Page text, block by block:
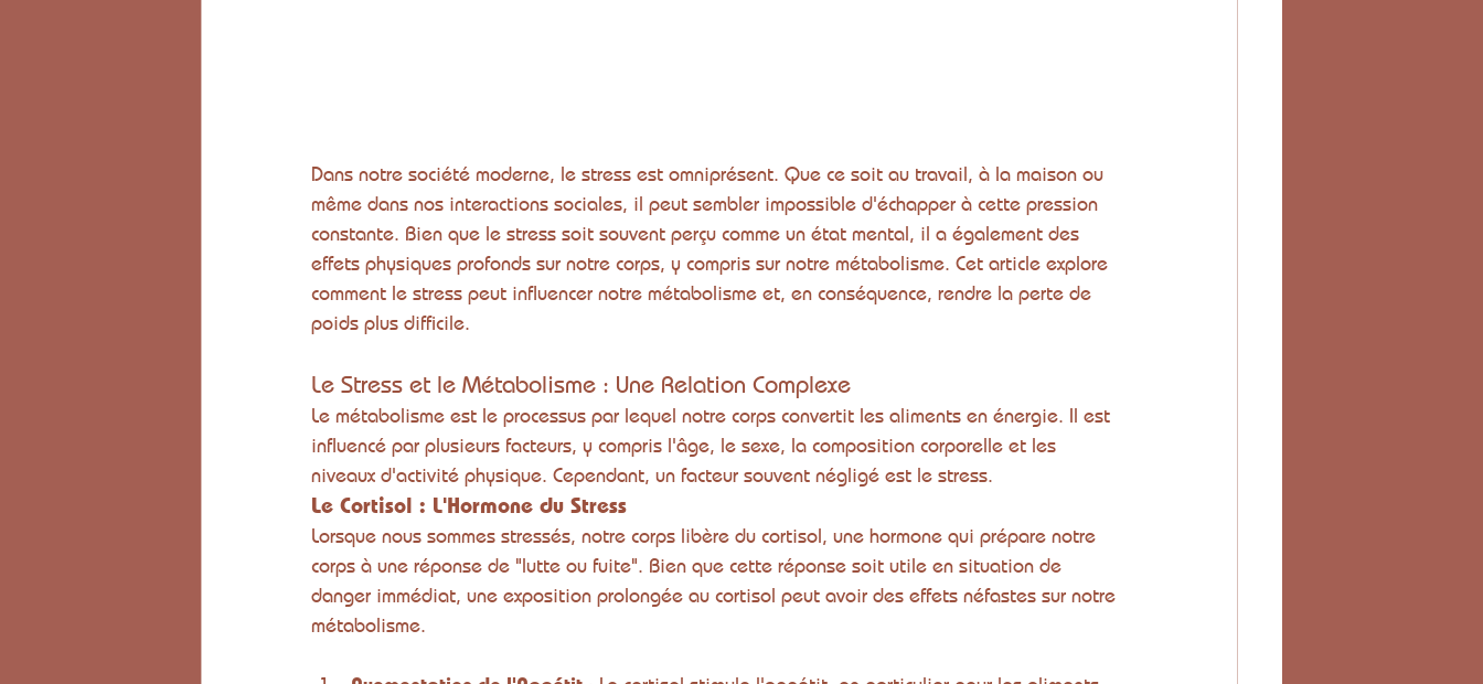
Dans notre société moderne, le stress est omniprésent. Que ce soit au travail, à la maison ou
même dans nos interactions sociales, il peut sembler impossible d'échapper à cette pression
constante. Bien que le stress soit souvent perçu comme un état mental, il a également des
effets physiques profonds sur notre corps, y compris sur notre métabolisme. Cet article explore
comment le stress peut influencer notre métabolisme et, en conséquence, rendre la perte de
poids plus difficile.
Le Stress et le Métabolisme : Une Relation Complexe
Le métabolisme est le processus par lequel notre corps convertit les aliments en énergie. Il est
influencé par plusieurs facteurs, y compris l'âge, le sexe, la composition corporelle et les
niveaux d'activité physique. Cependant, un facteur souvent négligé est le stress.
Le Cortisol : L'Hormone du Stress
Lorsque nous sommes stressés, notre corps libère du cortisol, une hormone qui prépare notre
corps à une réponse de "lutte ou fuite". Bien que cette réponse soit utile en situation de
danger immédiat, une exposition prolongée au cortisol peut avoir des effets néfastes sur notre
métabolisme.